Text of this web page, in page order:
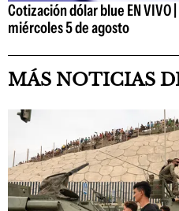
Cotización dólar blue EN VIVO
miércoles 5 de agosto
MÁS NOTICIAS